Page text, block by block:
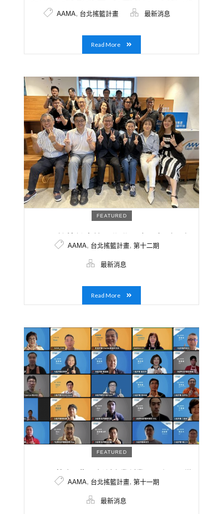
趨勢及永續創新
AAMA, 台北搖籃計畫 最新消息
Read More
FEATURED
AAMA搖籃計畫第12期學員名單揭曉！解
決方案從Web3.0到內容產製，兼具數位
科技與生活服務項目，創造更多跨界交流
AAMA, 台北搖籃計畫, 第十二期
最新消息
Read More
FEATURED
Web3.0到能源科技導師群涵蓋龍頭產業與跨國
企業，提供多元產業觀點。
AAMA, 台北搖籃計畫, 第十一期
最新消息